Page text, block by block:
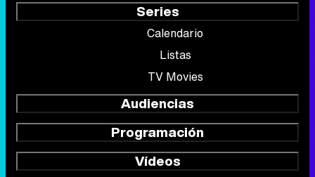
Series
Calendario
Listas
TV Movies
Audiencias
Programación
Vídeos